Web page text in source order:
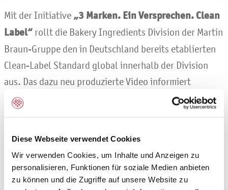
Diese Webseite verwendet Cookies
Wir verwenden Cookies, um Inhalte und Anzeigen zu
personalisieren, Funktionen für soziale Medien anbieten
zu können und die Zugriffe auf unsere Website zu
Mit der Initiative „3 Marken. Ein Versprechen. Clean
Label“ rollt die Bakery Ingredients Division der Martin
Braun-Gruppe den in Deutschland bereits etablierten
Clean-Label Standard global innerhalb der Division
aus. Das dazu neu produzierte Video informiert
Interessenten kurz und knapp alle wichtigsten
Informationen zu diesem Thema und untermauert das
Die Initiative ist gleichzeitig ein zentraler Bestandteil
des strategischen Suchfelds„Better for You“, das